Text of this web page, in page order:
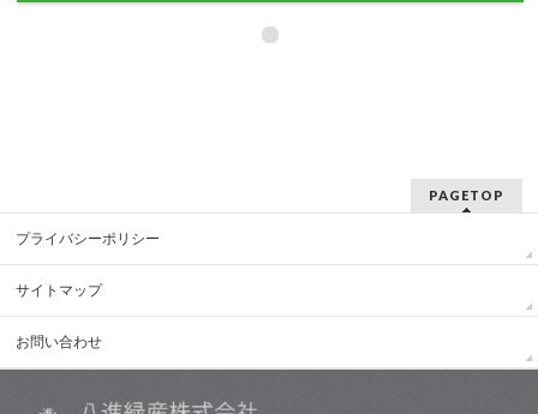
PAGETOP
プライバシーポリシー
サイトマップ
お問い合わせ